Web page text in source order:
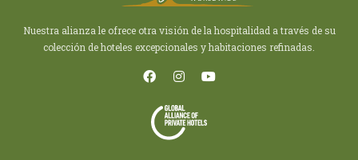
Nuestra alianza le ofrece otra visión de la hospitalidad a través de su
colección de hoteles excepcionales y habitaciones refinadas.